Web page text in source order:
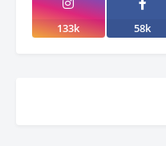
133k 58k